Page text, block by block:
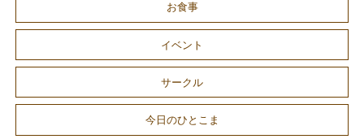
お食事
イベント
サークル
今日のひとこま